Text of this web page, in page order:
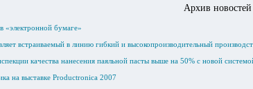
Архив новостей
«электронной бумаге»
встраиваемый в линию гибкий и высокопроизводительный
качества нанесения паяльной пасты выше на 50% с новой
на выставке Productronica 2007